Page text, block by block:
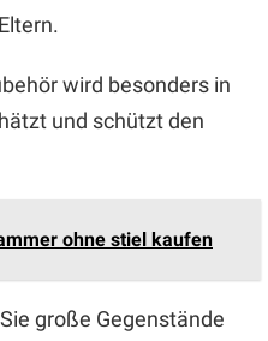
wird besonders in
und schützt den
ohne stiel kaufen
große Gegenstände